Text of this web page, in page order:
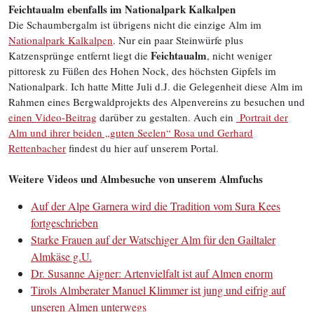
Feichtaualm ebenfalls im Nationalpark Kalkalpen
Die Schaumbergalm ist übrigens nicht die einzige Alm im
Nationalpark Kalkalpen. Nur ein paar Steinwürfe plus
Katzensprünge entfernt liegt die Feichtaualm, nicht weniger
pittoresk zu Füßen des Hohen Nock, des höchsten Gipfels im
Nationalpark. Ich hatte Mitte Juli d.J. die Gelegenheit diese Alm im
Rahmen eines Bergwaldprojekts des Alpenvereins zu besuchen und
einen Video-Beitrag darüber zu gestalten. Auch ein Portrait der
Alm und ihrer beiden „guten Seelen“ Rosa und Gerhard
Rettenbacher findest du hier auf unserem Portal.
Weitere Videos und Almbesuche von unserem Almfuchs
Auf der Alpe Garnera wird die Tradition vom Sura Kees
fortgeschrieben
Starke Frauen auf der Watschiger Alm für den Gailtaler
Almkäse g.U.
Dr. Susanne Aigner: Artenvielfalt ist auf Almen enorm
Tirols Almberater Manuel Klimmer ist jung und eifrig auf
unseren Almen unterwegs